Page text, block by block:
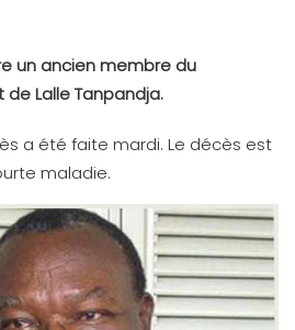
un ancien membre du
de Lalle Tanpandja.
a été faite mardi. Le décès est
maladie.